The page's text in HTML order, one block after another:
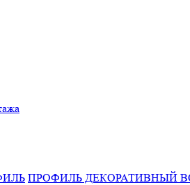
ПРОФИЛЬ ДЕКОРАТИВНЫЙ